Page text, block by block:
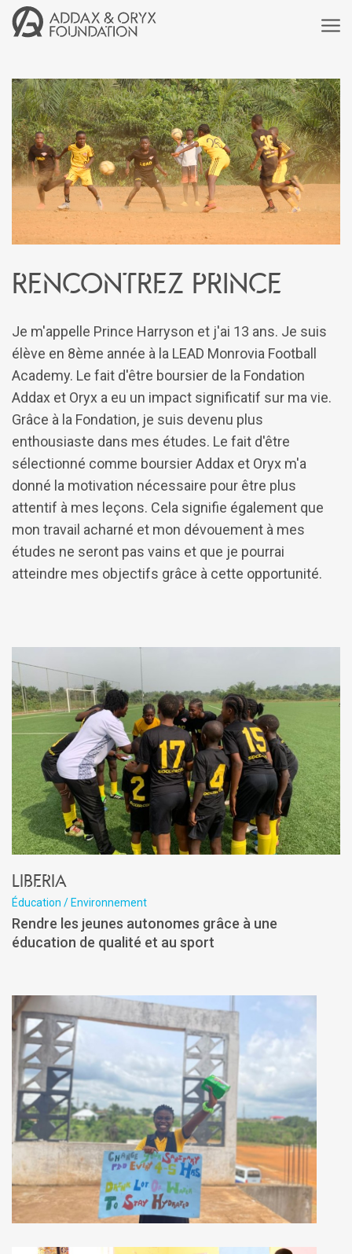
Rencontrez Prince
Je m'appelle Prince Harryson et j'ai 13 ans. Je suis
élève en 8ème année à la LEAD Monrovia Football
Academy. Le fait d'être boursier de la Fondation
Addax et Oryx a eu un impact significatif sur ma vie.
Grâce à la Fondation, je suis devenu plus
enthousiaste dans mes études. Le fait d'être
sélectionné comme boursier Addax et Oryx m'a
donné la motivation nécessaire pour être plus
attentif à mes leçons. Cela signifie également que
mon travail acharné et mon dévouement à mes
études ne seront pas vains et que je pourrai
atteindre mes objectifs grâce à cette opportunité.
Liberia
Éducation / Environnement
Rendre les jeunes autonomes grâce à une
éducation de qualité et au sport